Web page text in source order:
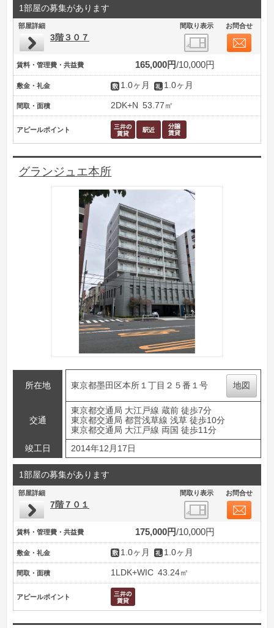
1部屋の募集があります
部屋詳細 間取り表示 お問合せ
3階３０７
賃料・管理費・共益費 165,000円 10,000円
敷金・礼金 1.0ヶ月 1.0ヶ月
間取・面積 2DK+N 53.77㎡
アピールポイント
グランジュエ本所
所在地 東京都墨田区本所１丁目２５番１号 地図
交通
東京都交通局 大江戸線 蔵前 徒歩7分
東京都交通局 都営浅草線 浅草 徒歩10分
東京都交通局 大江戸線 両国 徒歩11分
竣工日
2014年12月17日
1部屋の募集があります
部屋詳細 間取り表示 お問合せ
7階７０１
賃料・管理費・共益費 175,000円 10,000円
敷金・礼金 1.0ヶ月 1.0ヶ月
間取・面積 1LDK+WIC 43.24㎡
アピールポイント